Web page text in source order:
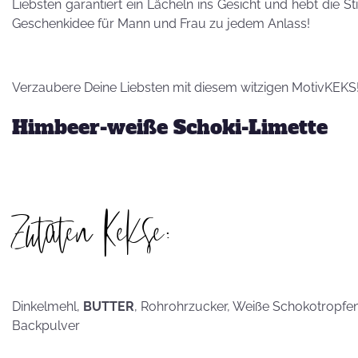
Besuch von
Petra Homeier
Vatertag,
Liebsten garantiert ein Lächeln ins Gesicht und hebt die
Geschenkidee für Mann und Frau zu jedem Anlass!
Verzaubere Deine Liebsten mit diesem witzigen MotivKEKS!
Himbeer-weiße Schoki-Limette
Zutaten Kekse:
Dinkelmehl, BUTTER, Rohrohrzucker, Weiße
Backpulver